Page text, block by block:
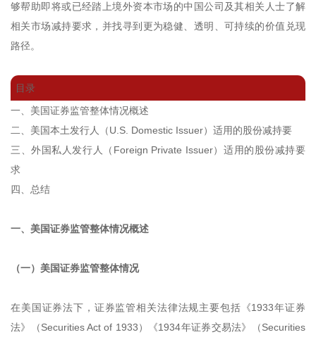
够帮助即将或已经踏上境外资本市场的中国公司及其相关人士了解
相关市场减持要求，并找寻到更为稳健、透明、可持续的价值兑现
路径。
目录
一、美国证券监管整体情况概述
二、美国本土发行人（U.S. Domestic Issuer）适用的股份减持要
三、外国私人发行人（Foreign Private Issuer）适用的股份减持要
求
四、总结
一、 美国证券监管整体情况概述
（一）美国证券监管整体情况
在美国证券法下，证券监管相关法律法规主要包括《1933年证券
法》（Securities Act of 1933）《1934年证券交易法》（Securities